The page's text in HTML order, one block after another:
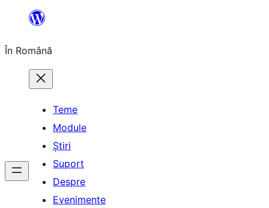
conținut
În Română
Teme
Module
Știri
Suport
Despre
Evenimente